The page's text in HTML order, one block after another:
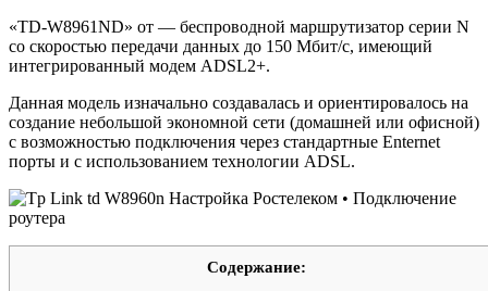
«TD-W8961ND» от — беспроводной маршрутизатор серии N
со скоростью передачи данных до 150 Мбит/с, имеющий
интегрированный модем ADSL2+.
Данная модель изначально создавалась и ориентировалось на
создание небольшой экономной сети (домашней или офисной)
с возможностью подключения через стандартные Enternet
порты и с использованием технологии ADSL.
Содержание: